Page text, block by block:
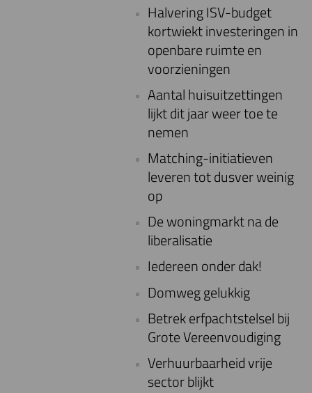
Halvering ISV-budget
kortwiekt investeringen in
openbare ruimte en
voorzieningen
Aantal huisuitzettingen
lijkt dit jaar weer toe te
nemen
Matching-initiatieven
leveren tot dusver weinig
op
De woningmarkt na de
liberalisatie
Iedereen onder dak!
Domweg gelukkig
Betrek erfpachtstelsel bij
Grote Vereenvoudiging
Verhuurbaarheid vrije
sector blijkt